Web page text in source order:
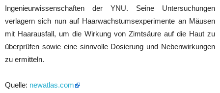
Ingenieurwissenschaften der YNU. Seine Untersuchungen
verlagern sich nun auf Haarwachstumsexperimente an Mäusen
mit Haarausfall, um die Wirkung von Zimtsäure auf die Haut zu
überprüfen sowie eine sinnvolle Dosierung und Nebenwirkungen
zu ermitteln.
Quelle: newatlas.com